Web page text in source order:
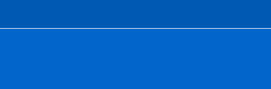
sociales y menú